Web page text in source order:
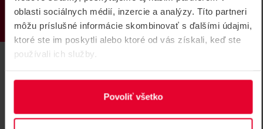
oblasti sociálnych médií, inzercie a analýzy. Títo partneri
môžu príslušné informácie skombinovať s ďalšími údajmi,
ktoré ste im poskytli alebo ktoré od vás získali, keď ste
používali ich služby.
Povoliť všetko